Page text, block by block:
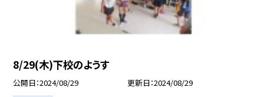
8/29(木)下校のようす
公開日 2024/08/29 更新日 2024/08/29